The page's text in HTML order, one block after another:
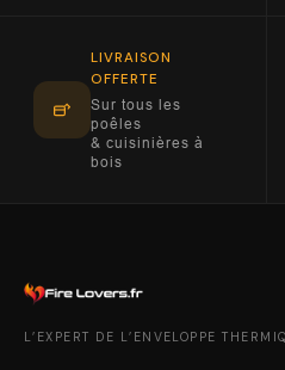
LIVRAISON
OFFERTE
Sur tous les
poêles
& cuisinières à
bois
L’EXPERT DE L’ENVELOPPE